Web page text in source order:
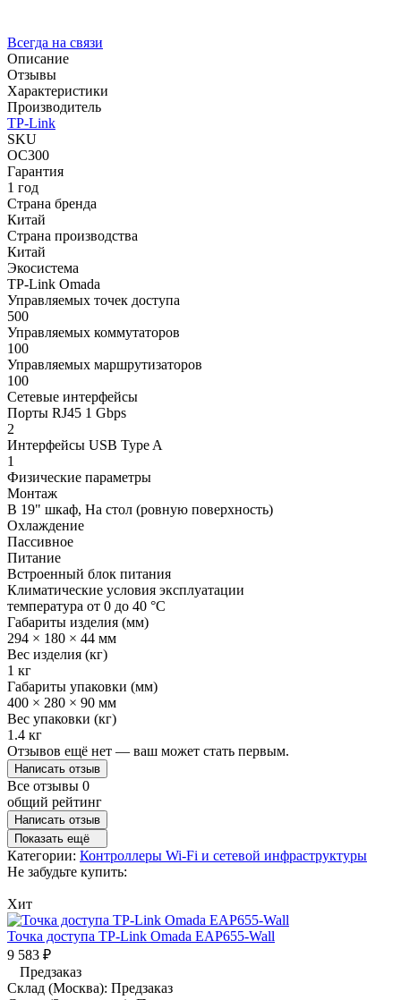
Всегда на связи
Описание
Отзывы
Характеристики
Производитель
TP-Link
SKU
OC300
Гарантия
1 год
Страна бренда
Китай
Страна производства
Китай
Экосистема
TP-Link Omada
Управляемых точек доступа
500
Управляемых коммутаторов
100
Управляемых маршрутизаторов
100
Сетевые интерфейсы
Порты RJ45 1 Gbps
2
Интерфейсы USB Type A
1
Физические параметры
Монтаж
В 19" шкаф, На стол (ровную поверхность)
Охлаждение
Пассивное
Питание
Встроенный блок питания
Климатические условия эксплуатации
температура от 0 до 40 °C
Габариты изделия (мм)
294 × 180 × 44 мм
Вес изделия (кг)
1 кг
Габариты упаковки (мм)
400 × 280 × 90 мм
Вес упаковки (кг)
1.4 кг
Отзывов ещё нет — ваш может стать первым.
Написать отзыв
Все отзывы 0
общий рейтинг
Написать отзыв
Показать ещё
Категории: Контроллеры Wi-Fi и сетевой инфраструктуры
Не забудьте купить:
Хит
Точка доступа TP-Link Omada EAP655-Wall
9 583 ₽
Предзаказ
Склад (Москва): Предзаказ